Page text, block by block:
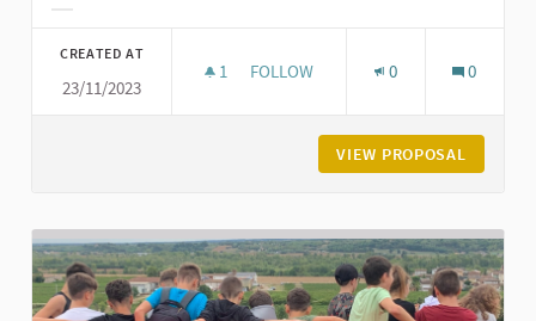
CREATED AT
23/11/2023
1 1 FOLLOWER
FOLLOW 0 0
VIEW PROPOSAL